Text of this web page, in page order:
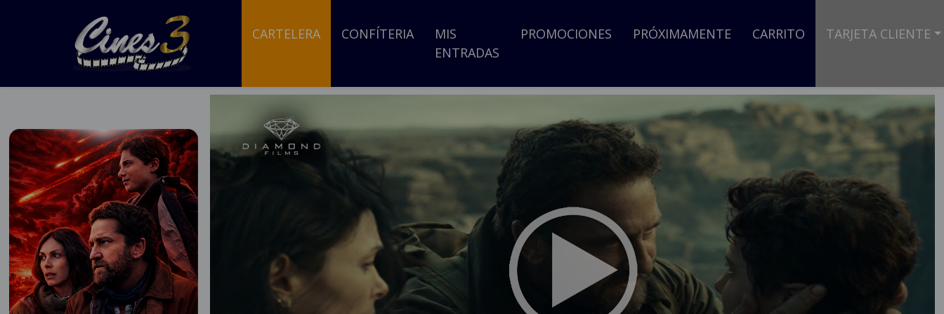
CARTELERA CONFÍTERIA
MIS
ENTRADAS
PROMOCIONES PRÓXIMAMENTE CARRITO TARJETA CLIENTE